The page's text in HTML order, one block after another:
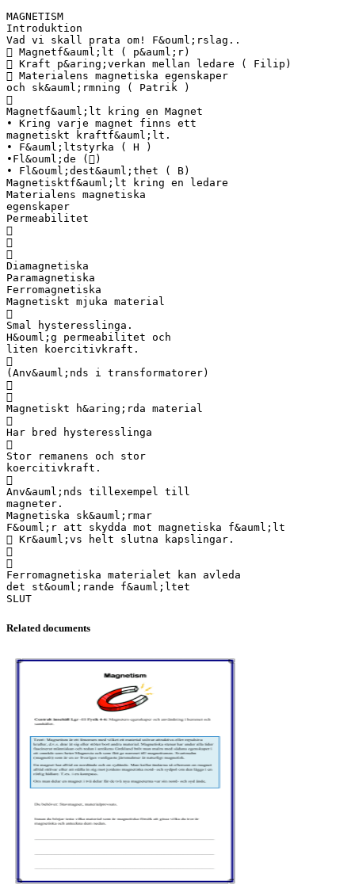
MAGNETISM
Introduktion
Vad vi skall prata om! F&ouml;rslag..
 Magnetf&auml;lt ( p&auml;r)
 Kraft p&aring;verkan mellan ledare ( Filip)
 Materialens magnetiska egenskaper
och sk&auml;rmning ( Patrik )

Magnetf&auml;lt kring en Magnet
• Kring varje magnet finns ett
magnetiskt kraftf&auml;lt.
• F&auml;ltstyrka ( H )
•Fl&ouml;de ()
• Fl&ouml;dest&auml;thet ( B)
Magnetisktf&auml;lt kring en ledare
Materialens magnetiska
egenskaper
Permeabilitet



Diamagnetiska
Paramagnetiska
Ferromagnetiska
Magnetiskt mjuka material

Smal hysteresslinga.
H&ouml;g permeabilitet och
liten koercitivkraft.

(Anv&auml;nds i transformatorer)


Magnetiskt h&aring;rda material

Har bred hysteresslinga

Stor remanens och stor
koercitivkraft.

Anv&auml;nds tillexempel till
magneter.
Magnetiska sk&auml;rmar
F&ouml;r att skydda mot magnetiska f&auml;lt
 Kr&auml;vs helt slutna kapslingar.


Ferromagnetiska materialet kan avleda
det st&ouml;rande f&auml;ltet
Related documents